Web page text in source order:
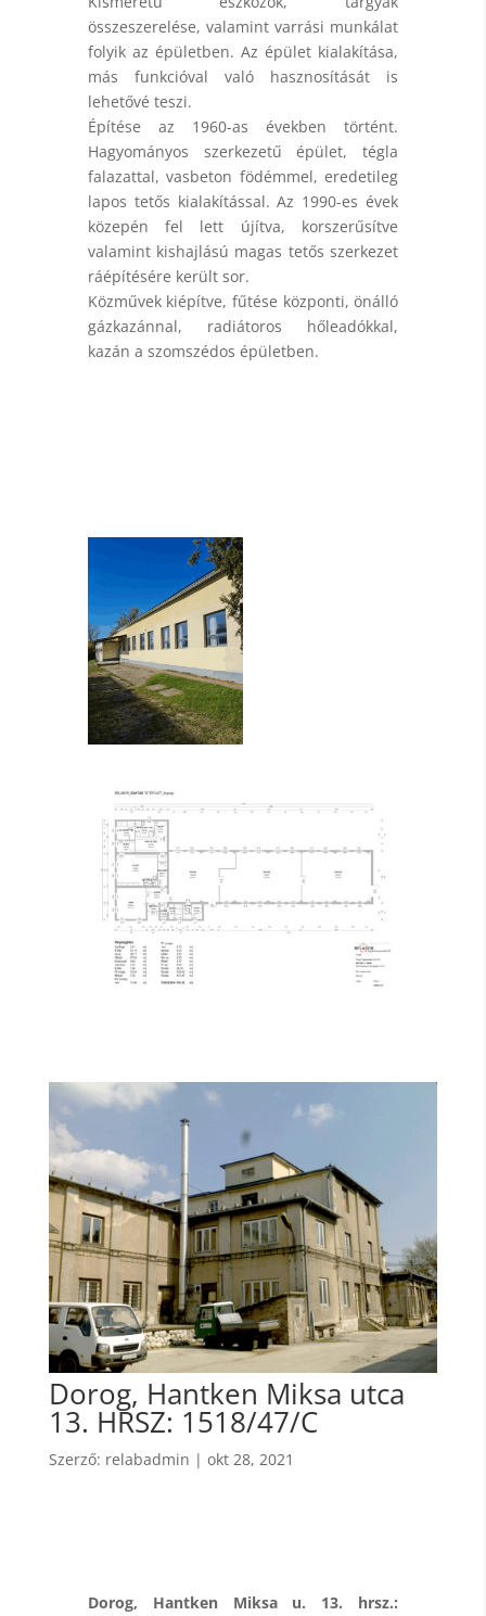
összeszerelése, valamint varrási munkálat
folyik az épületben. Az épület kialakítása,
más funkcióval való hasznosítását is
lehetővé teszi.
Építése az 1960-as években történt.
Hagyományos szerkezetű épület, tégla
falazattal, vasbeton födémmel, eredetileg
lapos tetős kialakítással. Az 1990-es évek
közepén fel lett újítva, korszerűsítve
valamint kishajlású magas tetős szerkezet
ráépítésére került sor.
Közművek kiépítve, fűtése központi, önálló
gázkazánnal, radiátoros hőleadókkal,
kazán a szomszédos épületben.
Dorog, Hantken Miksa utca
13. HRSZ: 1518/47/C
Szerző: relabadmin | okt 28, 2021
Dorog, Hantken Miksa u. 13. hrsz.: